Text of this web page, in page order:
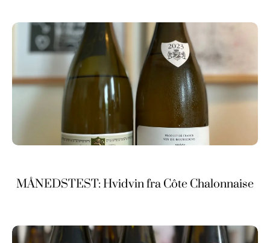
MÅNEDSTEST: Hvidvin fra Côte Chalonnaise